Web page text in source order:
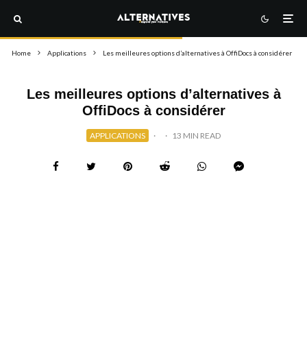
Home Applications Les meilleures options d’alternatives à OffiDocs à considérer
Les meilleures options d’alternatives à
OffiDocs à considérer
APPLICATIONS · · 13 MIN READ